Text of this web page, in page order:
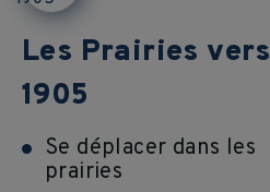
Les Prairies vers
1905
Se déplacer dans les
prairies